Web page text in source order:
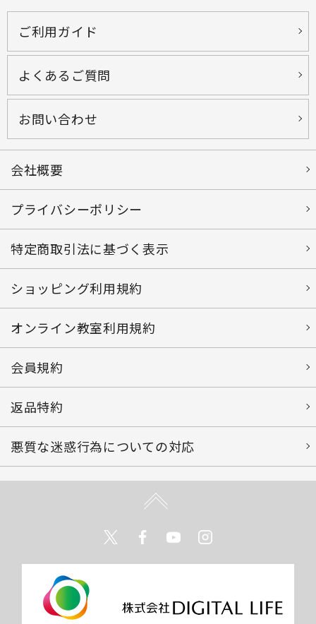
ご利用ガイド
よくあるご質問
お問い合わせ
会社概要
プライバシーポリシー
特定商取引法に基づく表示
ショッピング利用規約
オンライン教室利用規約
会員規約
返品特約
悪質な迷惑行為についての対応
TwitterFacebookYoutube